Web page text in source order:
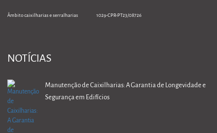
Âmbito caixilharias e serralharias 1029-CPR-PT23/08726
NOTÍCIAS
Manutenção de Caixilharias: A Garantia de Longevidade e
Segurança em Edifícios